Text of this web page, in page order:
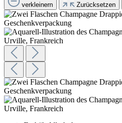
verkleinern Zurücksetzen